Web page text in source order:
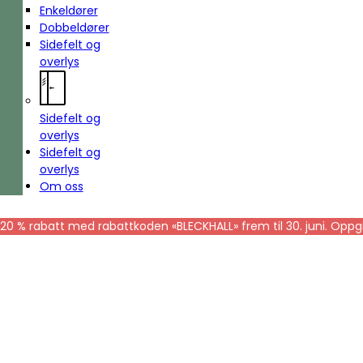
Enkeldører
Dobbeldører
Sidefelt og
overlys
Sidefelt og
overlys
Sidefelt og
overlys
Om oss
20 % rabatt med rabattkoden «BLECKHALL» frem til 30. juni.